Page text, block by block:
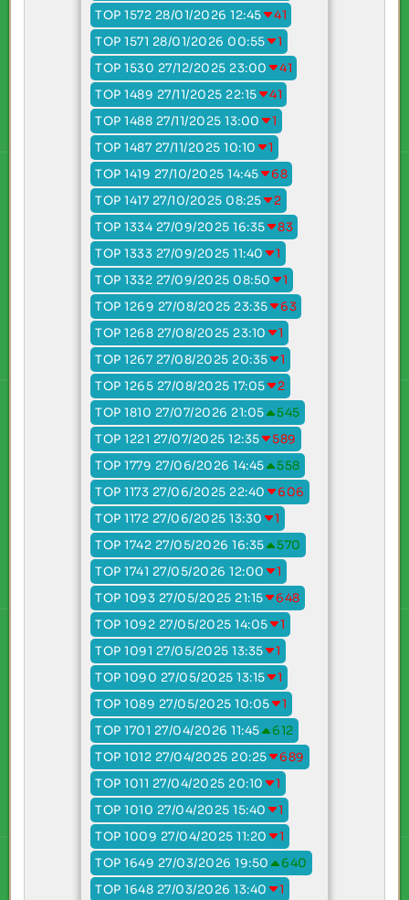
TOP 1572 28/01/2026 12:45
41
TOP 1571 28/01/2026 00:55
1
TOP 1530 27/12/2025 23:00
41
TOP 1489 27/11/2025 22:15
41
TOP 1488 27/11/2025 13:00
1
TOP 1487 27/11/2025 10:10
1
TOP 1419 27/10/2025 14:45
68
TOP 1417 27/10/2025 08:25
2
TOP 1334 27/09/2025 16:35
83
TOP 1333 27/09/2025 11:40
1
TOP 1332 27/09/2025 08:50
1
TOP 1269 27/08/2025 23:35
63
TOP 1268 27/08/2025 23:10
1
TOP 1267 27/08/2025 20:35
1
TOP 1265 27/08/2025 17:05
2
TOP 1810 27/07/2026 21:05
545
TOP 1221 27/07/2025 12:35
589
TOP 1779 27/06/2026 14:45
558
TOP 1173 27/06/2025 22:40
606
TOP 1172 27/06/2025 13:30
1
TOP 1742 27/05/2026 16:35
570
TOP 1741 27/05/2026 12:00
1
TOP 1093 27/05/2025 21:15
648
TOP 1092 27/05/2025 14:05
1
TOP 1091 27/05/2025 13:35
1
TOP 1090 27/05/2025 13:15
1
TOP 1089 27/05/2025 10:05
1
TOP 1701 27/04/2026 11:45
612
TOP 1012 27/04/2025 20:25
689
TOP 1011 27/04/2025 20:10
1
TOP 1010 27/04/2025 15:40
1
TOP 1009 27/04/2025 11:20
1
TOP 1649 27/03/2026 19:50
640
TOP 1648 27/03/2026 13:40
1